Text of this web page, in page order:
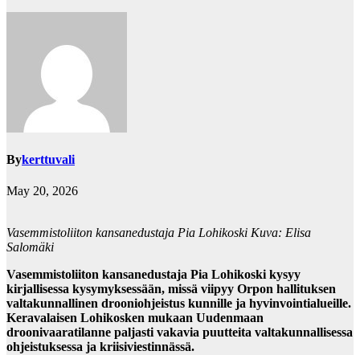
Bykerttuvali
May 20, 2026
Vasemmistoliiton kansanedustaja Pia Lohikoski Kuva: Elisa
Salomäki
Vasemmistoliiton kansanedustaja Pia Lohikoski kysyy
kirjallisessa kysymyksessään, missä viipyy Orpon hallituksen
valtakunnallinen drooniohjeistus kunnille ja hyvinvointialueille.
Keravalaisen Lohikosken mukaan Uudenmaan
droonivaaratilanne paljasti vakavia puutteita valtakunnallisessa
ohjeistuksessa ja kriisiviestinnässä.